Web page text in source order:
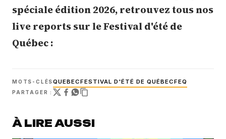
spéciale édition 2026, retrouvez tous nos
live reports sur le Festival d'été de
Québec :
MOTS-CLÉSQUEBECFESTIVAL D'ÉTÉ DE QUÉBECFEQ
PARTAGER :
À LIRE AUSSI